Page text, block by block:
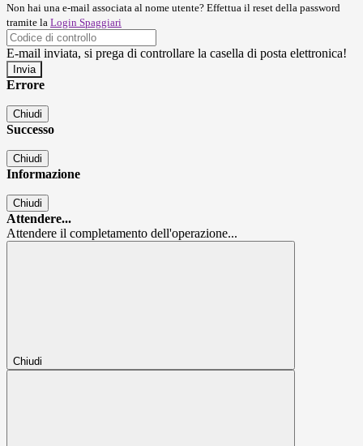
Non hai una e-mail associata al nome utente? Effettua il reset della password
tramite la Login Spaggiari
E-mail inviata, si prega di controllare la casella di posta elettronica!
Errore
Chiudi
Successo
Chiudi
Informazione
Chiudi
Attendere...
Attendere il completamento dell'operazione...
Chiudi